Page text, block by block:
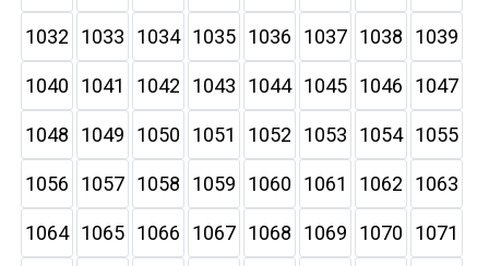
1032 1033 1034 1035 1036 1037 1038 1039
1040 1041 1042 1043 1044 1045 1046 1047
1048 1049 1050 1051 1052 1053 1054 1055
1056 1057 1058 1059 1060 1061 1062 1063
1064 1065 1066 1067 1068 1069 1070 1071